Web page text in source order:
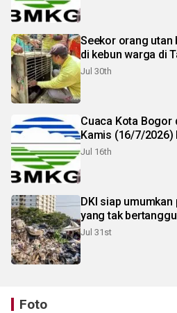
Seekor orang utan
di kebun warga di
Jul 30th
Cuaca Kota Bogor
Kamis (16/7/2026)
Jul 16th
DKI siap
yang tak
Jul 31st
Foto